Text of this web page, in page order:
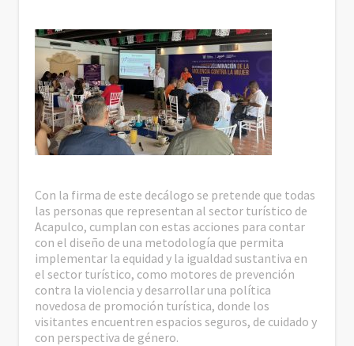
Con la firma de este decálogo se pretende que todas
las personas que representan al sector turístico de
Acapulco, cumplan con estas acciones para contar
con el diseño de una metodología que permita
implementar la equidad y la igualdad sustantiva en
el sector turístico, como motores de prevención
contra la violencia y desarrollar una política
novedosa de promoción turística, donde los
visitantes encuentren espacios seguros, de cuidado y
con perspectiva de género.